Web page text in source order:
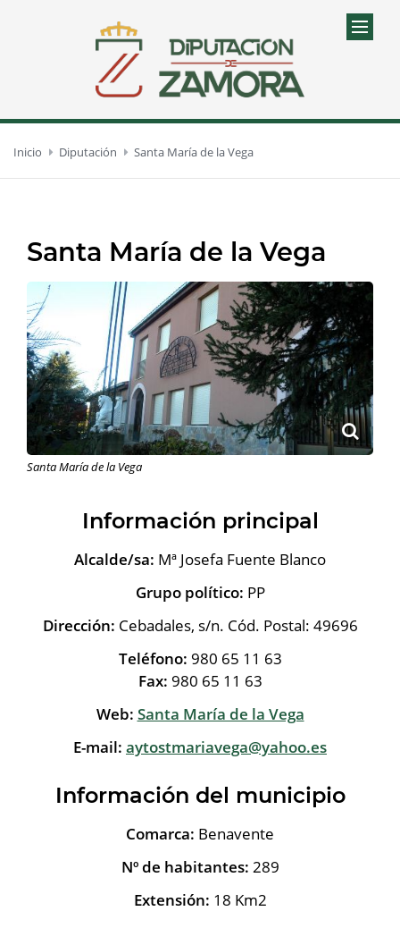
Inicio Diputación Santa María de la Vega
Santa María de la Vega
Santa María de la Vega
Información principal
Alcalde/sa: Mª Josefa Fuente Blanco
Grupo político: PP
Dirección: Cebadales, s/n. Cód. Postal: 49696
Teléfono: 980 65 11 63
Fax: 980 65 11 63
Web: Santa María de la Vega
E-mail: aytostmariavega@yahoo.es
Información del municipio
Comarca: Benavente
Nº de habitantes: 289
Extensión: 18 Km2